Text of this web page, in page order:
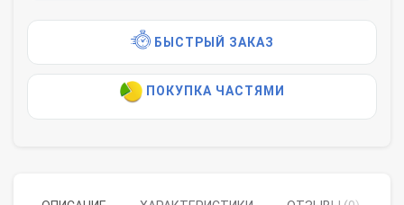
БЫСТРЫЙ ЗАКАЗ
ПОКУПКА ЧАСТЯМИ